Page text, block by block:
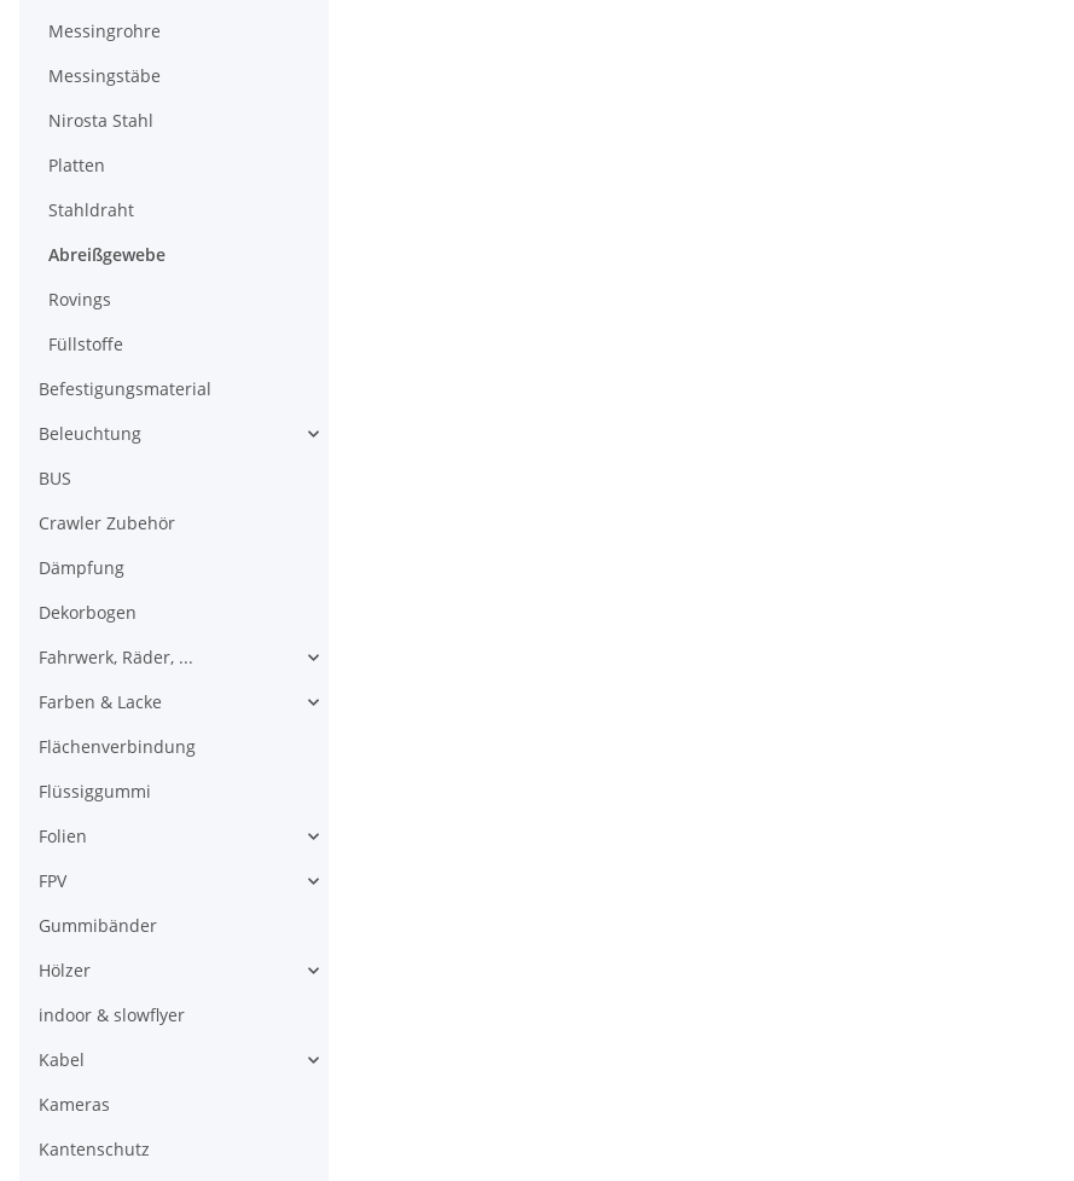
Messingrohre
Messingstäbe
Nirosta Stahl
Platten
Stahldraht
Abreißgewebe
Rovings
Füllstoffe
Befestigungsmaterial
Beleuchtung
BUS
Crawler Zubehör
Dämpfung
Dekorbogen
Fahrwerk, Räder, ...
Farben & Lacke
Flächenverbindung
Flüssiggummi
Folien
FPV
Gummibänder
Hölzer
indoor & slowflyer
Kabel
Kameras
Kantenschutz